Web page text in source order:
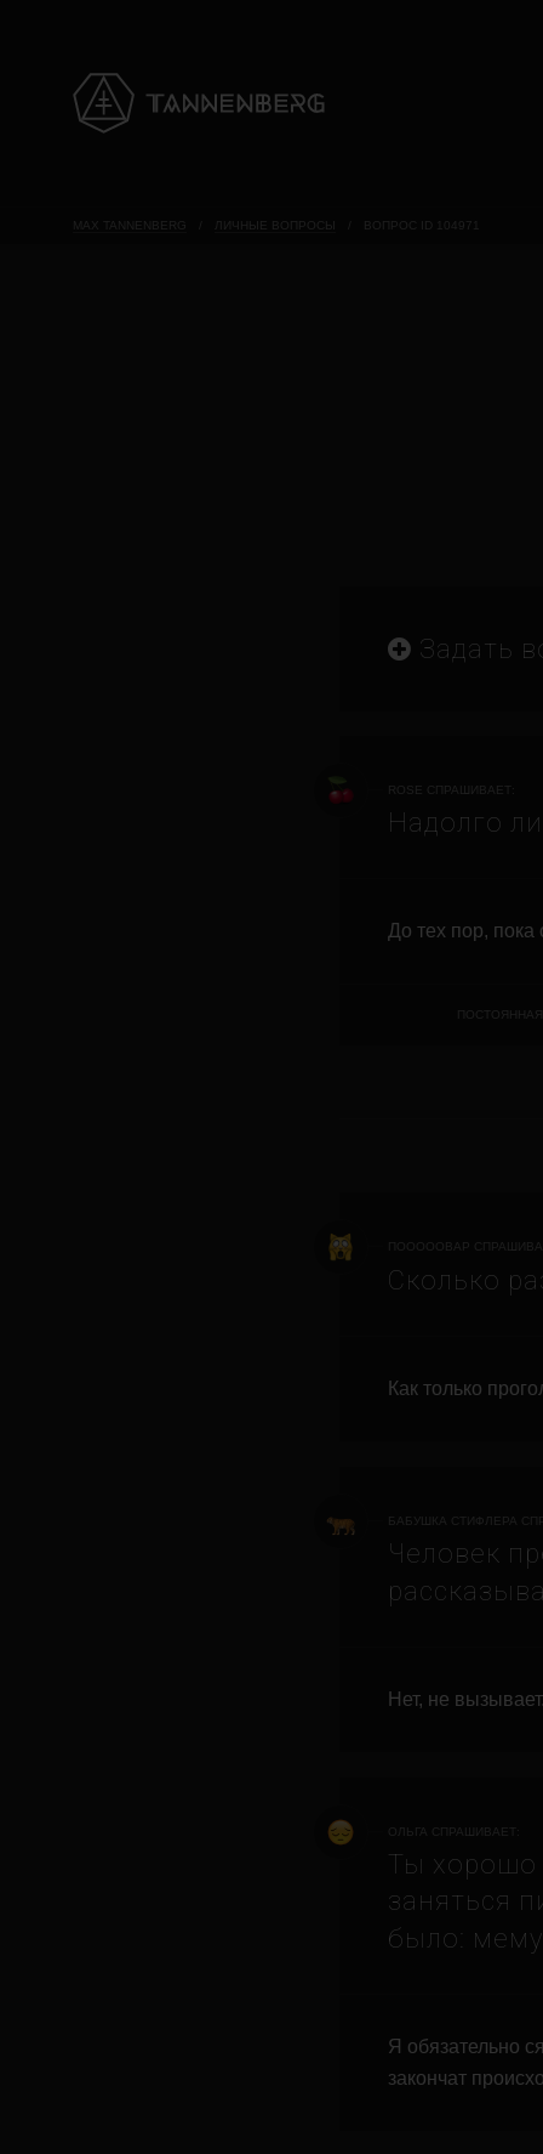
MAX TANNENBERG ЛИЧНЫЕ ВОПРОСЫ ВОПРОС ID 104971
Задать
ROSE СПРАШИВАЕТ:
Надолго
До тех пор,
ПОООООВАР
Сколько
Как только
БАБУШКА СТИФЛЕРА
Человек
Нет, не
ОЛЬГА СПРАШИВАЕТ:
Ты хорошо
заняться
было:
Я обязательно
закончат